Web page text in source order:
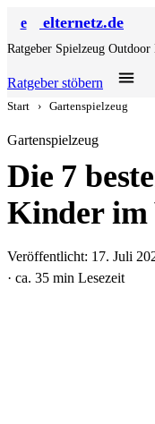
e elternetz.de
Ratgeber Spielzeug Outdoor
Ratgeber stöbern
Start › Gartenspielzeug
Gartenspielzeug
Die 7
Kinder im
Veröffentlicht: 17. Juli
· ca. 35 min Lesezeit